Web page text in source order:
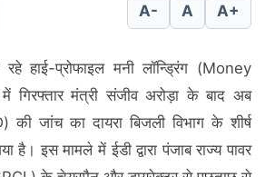
A- A A+
हाई-प्रोफाइल मनी लॉन्ड्रिंग (Money
गिरफ्तार मंत्री संजीव अरोड़ा के बाद अब
की जांच का दायरा बिजली विभाग के शीर्ष
है। इस मामले में ईडी द्वारा पंजाब राज्य पावर